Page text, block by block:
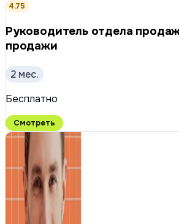
4.75
Руководитель отдела
продажи
2 мес.
Бесплатно
Смотреть